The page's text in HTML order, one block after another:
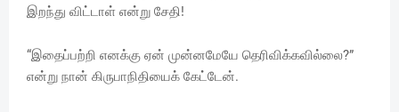
இறந்து விட்டாள் என்று சேதி!
“இதைப்பற்றி எனக்கு ஏன் முன்னமேயே தெரிவிக்கவில்லை?”
என்று நான் கிருபாநிதியைக் கேட்டேன்.